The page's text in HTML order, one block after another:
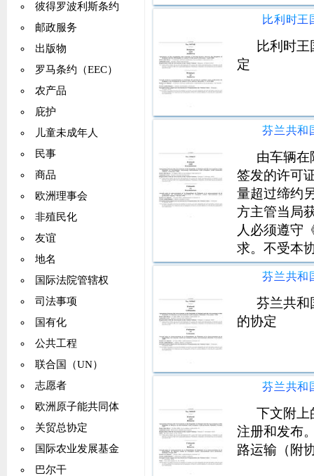
彼得罗波利斯条约
邮政服务
出版物
罗马条约（EEC）
农产品
庇护
儿童未成年人
民事
商品
欧洲理事会
非殖民化
友谊
地名
国际法院管辖权
司法事项
国有化
公共工程
联合国（UN）
志愿者
欧洲原子能共同体
关贸总协定
国际农业发展基金
巴尔干
比利时
定
由车辆在
签发的许可
量超过缔约
方主管当局
人必须遵守
求。不受本
约双方各自
芬兰共和
的协定
下文附上
注册和发布
路运输（附